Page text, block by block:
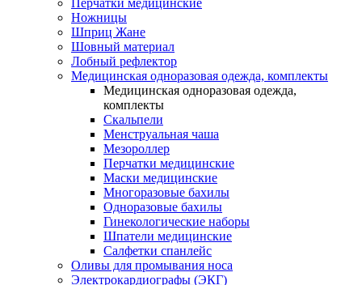
Перчатки медицинские
Ножницы
Шприц Жане
Шовный материал
Лобный рефлектор
Медицинская одноразовая одежда, комплекты
Медицинская одноразовая одежда,
комплекты
Скальпели
Менструальная чаша
Мезороллер
Перчатки медицинские
Маски медицинские
Многоразовые бахилы
Одноразовые бахилы
Гинекологические наборы
Шпатели медицинские
Салфетки спанлейс
Оливы для промывания носа
Электрокардиографы (ЭКГ)